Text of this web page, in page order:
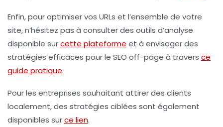
Enfin, pour optimiser vos URLs et l’ensemble de votre
site, n’hésitez pas à consulter des outils d’analyse
disponible surcette plateforme et à envisager des
stratégies efficaces pour le SEO off-page à travers ce
guide pratique.
Pour les entreprises souhaitant attirer des clients
localement, des stratégies ciblées sont également
disponibles surce lien.